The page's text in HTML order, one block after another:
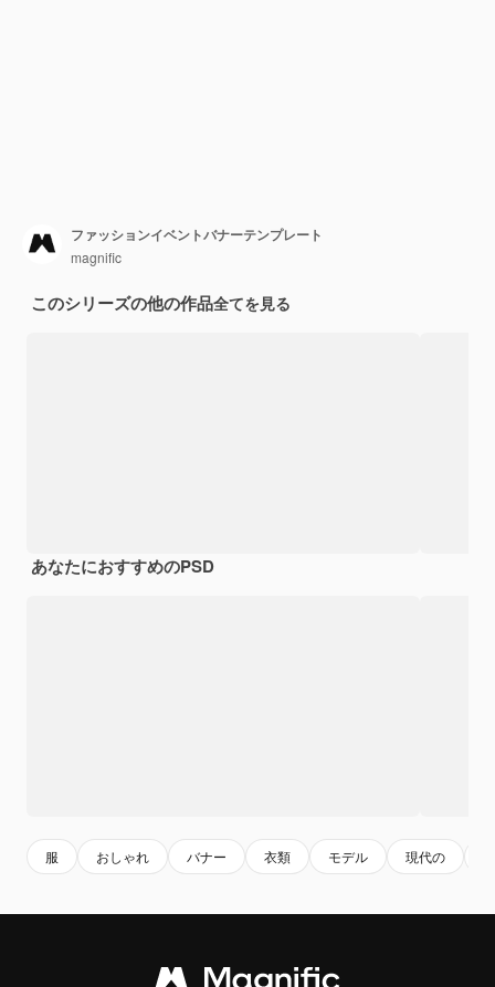
ファッションイベントバナーテンプレート
magnific
このシリーズの他の作品全てを見る
あなたにおすすめのPSD
服 おしゃれ バナー 衣類 モデル 現代の